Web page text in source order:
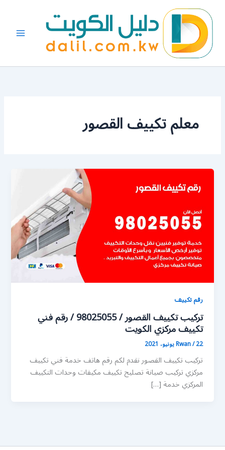
المحتوى
معلم تكييف القصور
رقم تكييف
تركيب تكييف القصور / 98025055 / رقم فني
تكييف مركزي الكويت
Rwan/22 يونيو، 2021
تركيب تكييف القصور نقدم لكم رقم هاتف خدمة فني تكييف
مركزي تركيب صيانة تصليح تكييف مكيفات وحدات التكييف
المركزي خدمة […]